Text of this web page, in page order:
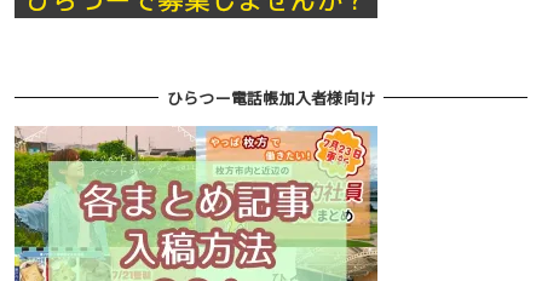
ひらつー電話帳加入者様向け